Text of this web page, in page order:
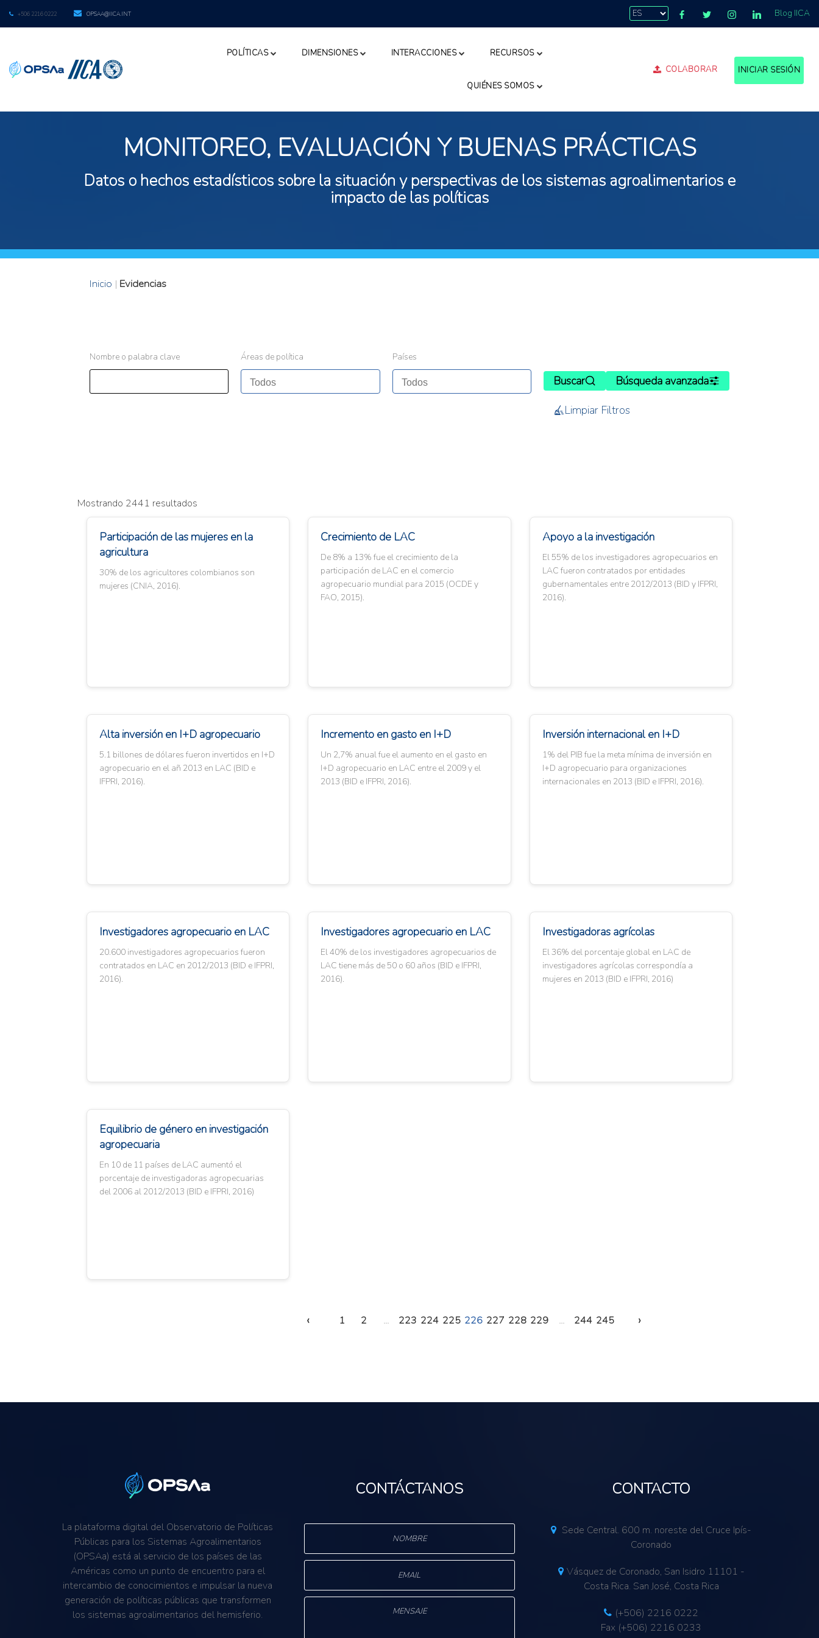
+506 2216 0222 OPSAA@IICA.INT Blog IICA
POLÍTICAS DIMENSIONES INTERACCIONES RECURSOS
QUIÉNES SOMOS
COLABORAR INICIAR SESIÓN
MONITOREO, EVALUACIÓN Y BUENAS PRÁCTICAS
Datos o hechos estadísticos sobre la situación y perspectivas de los sistemas agroalimentarios e
impacto de las políticas
Inicio | Evidencias
Nombre o palabra clave Áreas de política Países
Buscar
Búsqueda avanzada
Limpiar Filtros
Mostrando 2441 resultados
Participación de las mujeres en la
agricultura
30% de los agricultores colombianos son
mujeres (CNIA, 2016).
Crecimiento de LAC
De 8% a 13% fue el crecimiento de la
participación de LAC en el comercio
agropecuario mundial para 2015 (OCDE y
FAO, 2015).
Apoyo a la investigación
El 55% de los investigadores agropecuarios en
LAC fueron contratados por entidades
gubernamentales entre 2012/2013 (BID y IFPRI,
2016).
Alta inversión en I+D agropecuario
5.1 billones de dólares fueron invertidos en I+D
agropecuario en el añ 2013 en LAC (BID e
IFPRI, 2016).
Incremento en gasto en I+D
Un 2,7% anual fue el aumento en el gasto en
I+D agropecuario en LAC entre el 2009 y el
2013 (BID e IFPRI, 2016).
Inversión internacional en I+D
1% del PIB fue la meta mínima de inversión en
I+D agropecuario para organizaciones
internacionales en 2013 (BID e IFPRI, 2016).
Investigadores agropecuario en LAC
20.600 investigadores agropecuarios fueron
contratados en LAC en 2012/2013 (BID e IFPRI,
2016).
Investigadores agropecuario en LAC
El 40% de los investigadores agropecuarios de
LAC tiene más de 50 o 60 años (BID e IFPRI,
2016).
Investigadoras agrícolas
El 36% del porcentaje global en LAC de
investigadores agrícolas correspondía a
mujeres en 2013 (BID e IFPRI, 2016)
Equilibrio de género en investigación
agropecuaria
En 10 de 11 países de LAC aumentó el
porcentaje de investigadoras agropecuarias
del 2006 al 2012/2013 (BID e IFPRI, 2016)
‹ 1 2 ... 223 224 225 226 227 228 229 ... 244 245 ›
La plataforma digital del Observatorio de Políticas
Públicas para los Sistemas Agroalimentarios
(OPSAa) está al servicio de los países de las
Américas como un punto de encuentro para el
intercambio de conocimientos e impulsar la nueva
generación de políticas públicas que transformen
los sistemas agroalimentarios del hemisferio.
CONTÁCTANOS CONTACTO
Sede Central. 600 m. noreste del Cruce Ipís-
Coronado
Vásquez de Coronado, San Isidro 11101 -
Costa Rica. San José, Costa Rica
(+506) 2216 0222
Fax (+506) 2216 0233